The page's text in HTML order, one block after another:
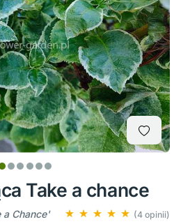
Take a chance
a Chance' (4 opinii)